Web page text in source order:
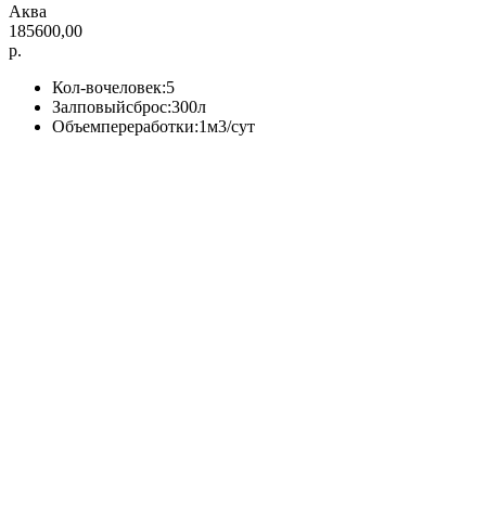
Аква
185600,00
р.
Кол-вочеловек:5
Залповыйсброс:300л
Объемпереработки:1м3/сут